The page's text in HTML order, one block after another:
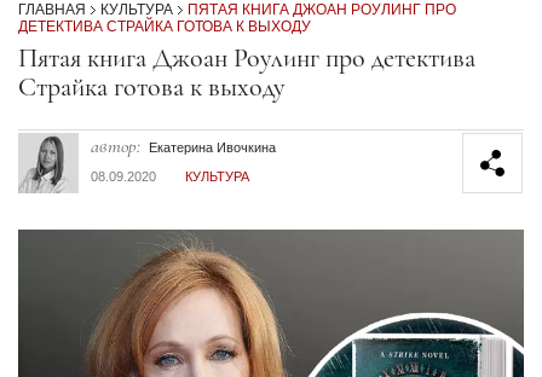
ГЛАВНАЯ КУЛЬТУРА
ПЯТАЯ КНИГА ДЖОАН РОУЛИНГ ПРО
ДЕТЕКТИВА СТРАЙКА ГОТОВА К ВЫХОДУ
Секция статей
Пятая книга Джоан Роулинг про детектива
Страйка готова к выходу
автор:
Екатерина Ивочкина
08.09.2020
КУЛЬТУРА